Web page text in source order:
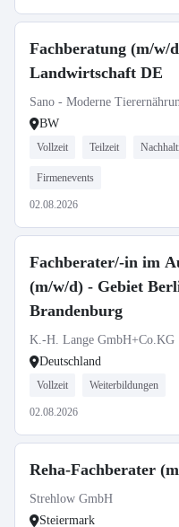
Fachberatung (m/w/
Landwirtschaft DE
Sano - Moderne
BW
Vollzeit Teilzeit
Firmenevents
02.08.2026
Fachberater/-in im
(m/w/d) - Gebiet
Brandenburg
K.-H. Lange GmbH+Co.KG
Deutschland
Vollzeit Weiterbildungen
02.08.2026
Reha-Fachberater
Strehlow GmbH
Steiermark